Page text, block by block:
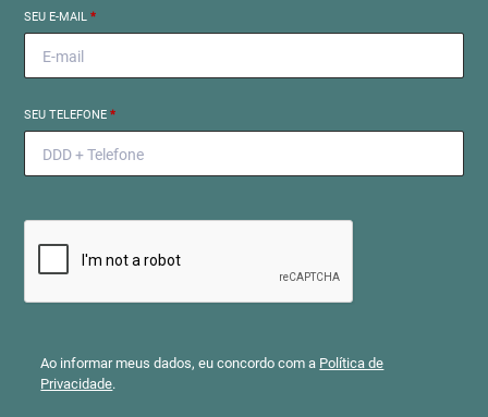
SEU E-MAIL*
SEU TELEFONE*
Ao informar meus dados, eu concordo com a Política de
Privacidade.